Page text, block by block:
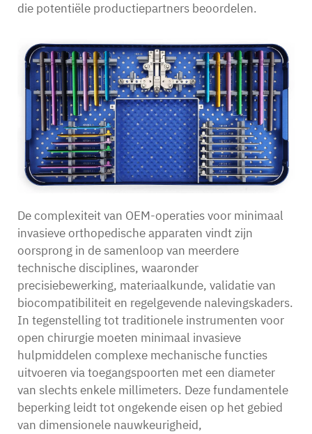
die potentiële productiepartners beoordelen.
De complexiteit van OEM-operaties voor minimaal
invasieve orthopedische apparaten vindt zijn
oorsprong in de samenloop van meerdere
technische disciplines, waaronder
precisiebewerking, materiaalkunde, validatie van
biocompatibiliteit en regelgevende nalevingskaders.
In tegenstelling tot traditionele instrumenten voor
open chirurgie moeten minimaal invasieve
hulpmiddelen complexe mechanische functies
uitvoeren via toegangspoorten met een diameter
van slechts enkele millimeters. Deze fundamentele
beperking leidt tot ongekende eisen op het gebied
van dimensionele nauwkeurigheid,